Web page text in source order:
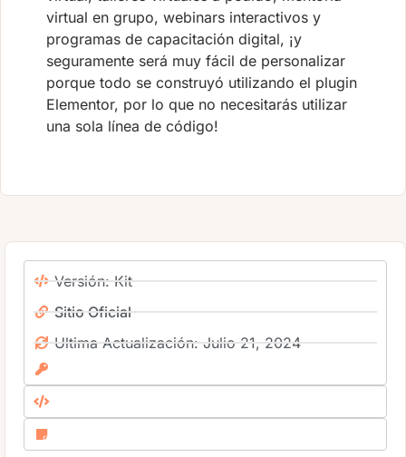
virtual en grupo, webinars interactivos y
programas de capacitación digital, ¡y
seguramente será muy fácil de personalizar
porque todo se construyó utilizando el plugin
Elementor, por lo que no necesitarás utilizar
una sola línea de código!
Versión: Kit
Sitio Oficial
Ultima Actualización: Julio 21, 2024